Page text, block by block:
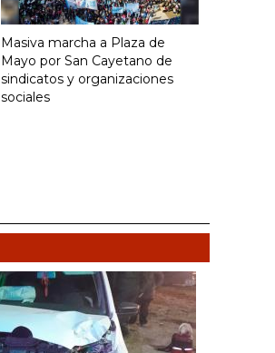
Masiva marcha a Plaza de
Mayo por San Cayetano de
sindicatos y organizaciones
sociales